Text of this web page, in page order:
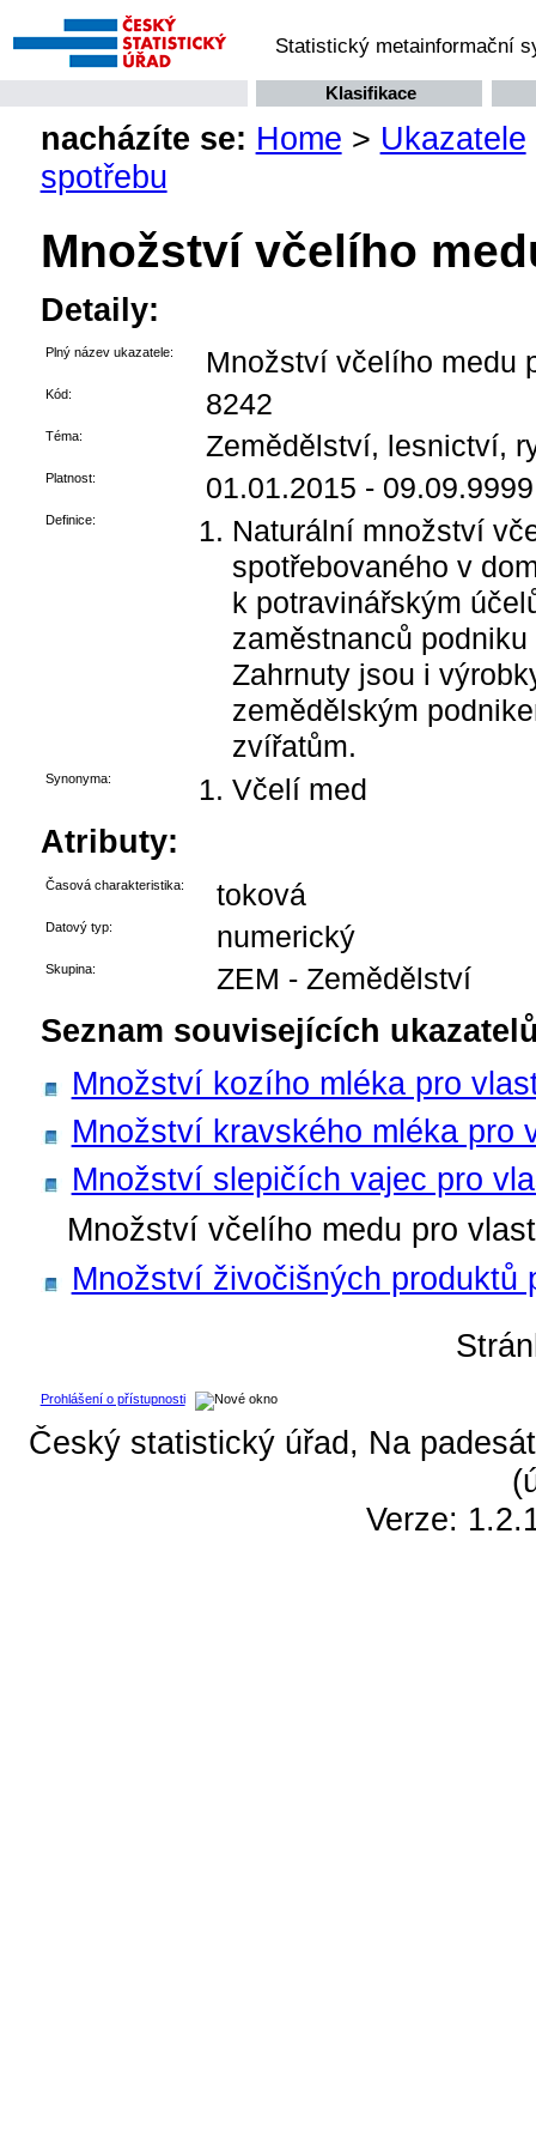
Statistický metainformační
Klasifikace
nacházíte se: Home > Ukazatele
spotřebu
Množství včelího
Detaily:
Plný název ukazatele: Množství včelího medu
Kód: 8242
Téma: Zemědělství, lesnictví,
Platnost: 01.01.2015 - 09.09.9999
Definice:
Naturální množství
spotřebovaného v
k potravinářským
zaměstnanců
Zahrnuty jsou i
zemědělským
zvířatům.
Synonyma: Včelí med
Atributy:
Časová charakteristika: toková
Datový typ: numerický
Skupina: ZEM - Zemědělství
Seznam souvisejících
Množství kozího mléka pro
Množství kravského mléka pro
Množství slepičích vajec pro
Množství včelího medu pro
Množství živočišných produktů
Prohlášení o přístupnosti
Český statistický úřad, Na
Verze: